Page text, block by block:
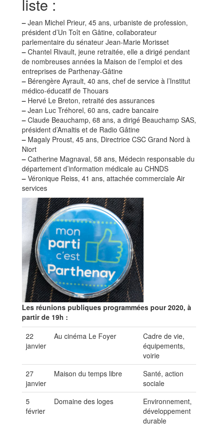
liste :
– Jean Michel Prieur, 45 ans, urbaniste de profession,
président d’Un Toît en Gâtine, collaborateur
parlementaire du sénateur Jean-Marie Morisset
– Chantel Rivault, jeune retraitée, elle a dirigé pendant
de nombreuses années la Maison de l’emploi et des
entreprises de Parthenay-Gâtine
– Bérengère Ayrault, 40 ans, chef de service à l’Institut
médico-éducatif de Thouars
– Hervé Le Breton, retraité des assurances
– Jean Luc Tréhorel, 60 ans, cadre bancaire
– Claude Beauchamp, 68 ans, a dirigé Beauchamp SAS,
président d’Amaltis et de Radio Gâtine
– Magaly Proust, 45 ans, Directrice CSC Grand Nord à
Niort
– Catherine Magnaval, 58 ans, Médecin responsable du
département d’information médicale au CHNDS
– Véronique Reiss, 41 ans, attachée commerciale Air
services
Les réunions publiques programmées pour 2020, à
partir de 19h :
22
janvier
Au cinéma Le Foyer
Cadre de vie,
équipements,
voirie
27
janvier
Maison du temps libre
Santé, action
sociale
5
février
Domaine des loges
Environnement,
développement
durable